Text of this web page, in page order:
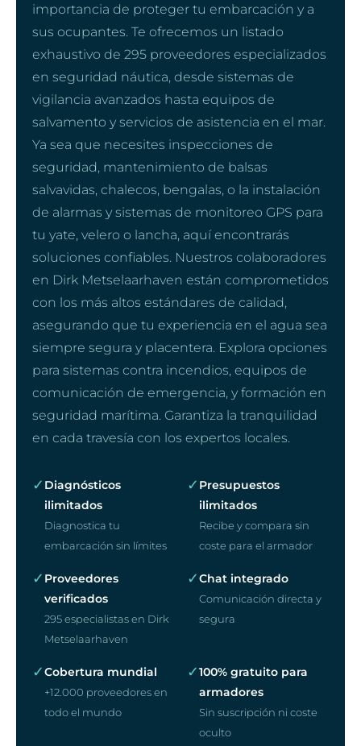
importancia de proteger tu embarcación y a
sus ocupantes. Te ofrecemos un listado
exhaustivo de 295 proveedores especializados
en seguridad náutica, desde sistemas de
vigilancia avanzados hasta equipos de
salvamento y servicios de asistencia en el mar.
Ya sea que necesites inspecciones de
seguridad, mantenimiento de balsas
salvavidas, chalecos, bengalas, o la instalación
de alarmas y sistemas de monitoreo GPS para
tu yate, velero o lancha, aquí encontrarás
soluciones confiables. Nuestros colaboradores
en Dirk Metselaarhaven están comprometidos
con los más altos estándares de calidad,
asegurando que tu experiencia en el agua sea
siempre segura y placentera. Explora opciones
para sistemas contra incendios, equipos de
comunicación de emergencia, y formación en
seguridad marítima. Garantiza la tranquilidad
en cada travesía con los expertos locales.
✓ Diagnósticos
ilimitados
Diagnostica tu
embarcación sin límites
✓ Presupuestos
ilimitados
Recibe y compara sin
coste para el armador
✓ Proveedores
verificados
295 especialistas en Dirk
Metselaarhaven
✓Chat integrado
Comunicación directa y
segura
✓Cobertura mundial
+12.000 proveedores en
todo el mundo
✓100% gratuito para
armadores
Sin suscripción ni coste
oculto